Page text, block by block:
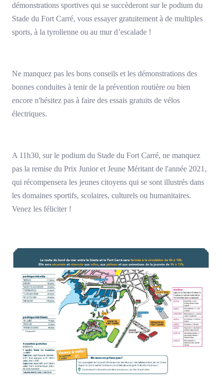
démonstrations sportives qui se succèderont sur le podium du
Stade du Fort Carré, vous essayer gratuitement à de multiples
sports, à la tyrolienne ou au mur d’escalade !
Ne manquez pas les bons conseils et les démonstrations des
bonnes conduites à tenir de la prévention routière ou bien
encore n'hésitez pas à faire des essais gratuits de vélos
électriques.
A 11h30, sur le podium du Stade du Fort Carré, ne manquez
pas la remise du Prix Junior et Jeune Méritant de l'année 2021,
qui récompensera les jeunes citoyens qui se sont illustrés dans
les domaines sportifs, scolaires, culturels ou humanitaires.
Venez les féliciter !